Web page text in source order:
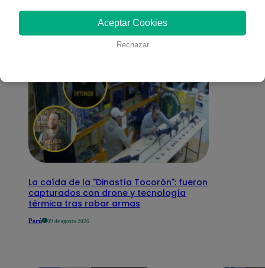
interesar
La caída de la "Dinastía Tocorón": fueron
capturados con drone y tecnología
térmica tras robar armas
Perú 09 de agosto 2026
Aceptar Cookies
Rechazar